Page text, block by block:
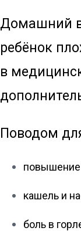
Домашний
ребёнок
в
Поводом
повышение
кашель и
боль в